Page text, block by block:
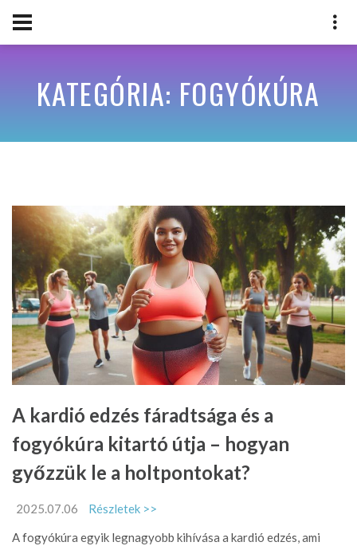
KATEGÓRIA: FOGYÓKÚRA
A kardió edzés fáradtsága és a
fogyókúra kitartó útja – hogyan
győzzük le a holtpontokat?
2025.07.06
Részletek >>
A fogyókúra egyik legnagyobb kihívása a kardió edzés, ami